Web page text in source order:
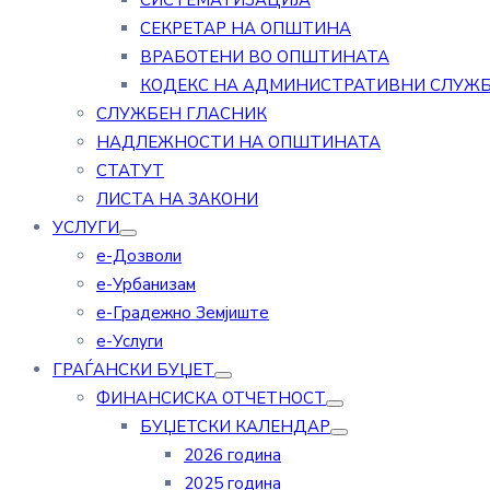
СЕКРЕТАР НА ОПШТИНА
ВРАБОТЕНИ ВО ОПШТИНАТА
КОДЕКС НА АДМИНИСТРАТИВНИ
СЛУЖБЕН ГЛАСНИК
НАДЛЕЖНОСТИ НА ОПШТИНАТА
СТАТУТ
ЛИСТА НА ЗАКОНИ
УСЛУГИ
е-Дозволи
е-Урбанизам
е-Градежно Земјиште
е-Услуги
ГРАЃАНСКИ БУЏЕТ
ФИНАНСИСКА ОТЧЕТНОСТ
БУЏЕТСКИ КАЛЕНДАР
2026 година
2025 година